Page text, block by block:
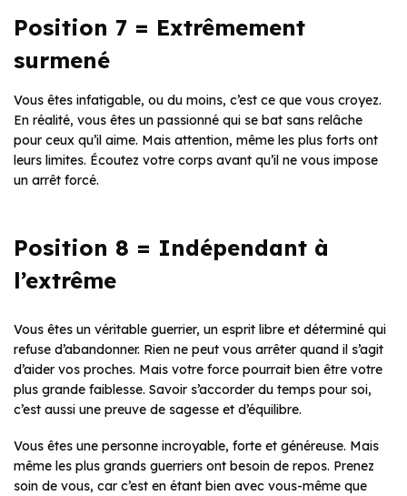
Position 7 = Extrêmement
surmené
Vous êtes infatigable, ou du moins, c’est ce que vous croyez.
En réalité, vous êtes un passionné qui se bat sans relâche
pour ceux qu’il aime. Mais attention, même les plus forts ont
leurs limites. Écoutez votre corps avant qu’il ne vous impose
un arrêt forcé.
Position 8 = Indépendant à
l’extrême
Vous êtes un véritable guerrier, un esprit libre et déterminé qui
refuse d’abandonner. Rien ne peut vous arrêter quand il s’agit
d’aider vos proches. Mais votre force pourrait bien être votre
plus grande faiblesse. Savoir s’accorder du temps pour soi,
c’est aussi une preuve de sagesse et d’équilibre.
Vous êtes une personne incroyable, forte et généreuse. Mais
même les plus grands guerriers ont besoin de repos. Prenez
soin de vous, car c’est en étant bien avec vous-même que